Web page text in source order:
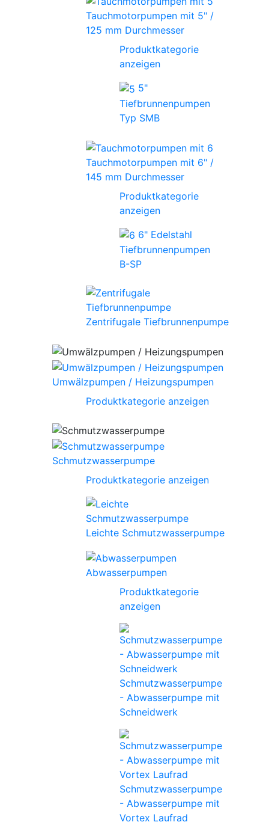
Tauchmotorpumpen mit 5" /
125 mm Durchmesser
Produktkategorie
anzeigen
5"
Tiefbrunnenpumpen
Typ SMB
Tauchmotorpumpen mit 6" /
145 mm Durchmesser
Produktkategorie
anzeigen
6" Edelstahl
Tiefbrunnenpumpen
B-SP
Zentrifugale Tiefbrunnenpumpe
Umwälzpumpen / Heizungspumpen
Produktkategorie anzeigen
Schmutzwasserpumpe
Produktkategorie anzeigen
Leichte Schmutzwasserpumpe
Abwasserpumpen
Produktkategorie
anzeigen
Schmutzwasserpumpe
- Abwasserpumpe mit
Schneidwerk
Schmutzwasserpumpe
- Abwasserpumpe mit
Vortex Laufrad